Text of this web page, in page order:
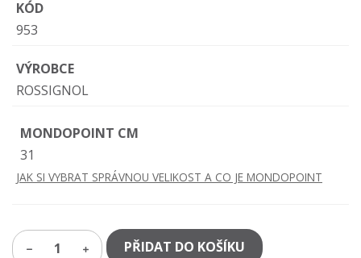
KÓD
953
VÝROBCE
ROSSIGNOL
MONDOPOINT CM
31
JAK SI VYBRAT SPRÁVNOU VELIKOST A CO JE MONDOPOINT
1 PŘIDAT DO KOŠÍKU